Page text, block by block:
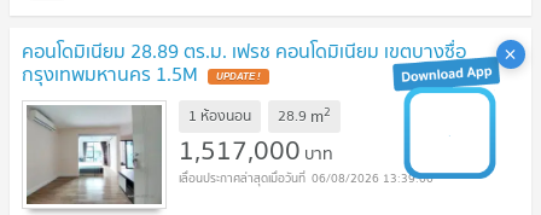
คอนโดมิเนียม 28.89 ตร.ม. เฟรช คอนโดมิเนียม เขตบางซื่อ
กรุงเทพมหานคร 1.5M
1 ห้องนอน 28.9 m2
1,517,000 บาท
06/08/2026 13:39:00